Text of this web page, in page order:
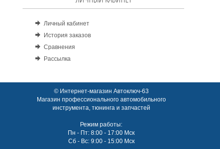
Личный кабинет
История заказов
Сравнения
Рассылка
© Интернет-магазин Автоключ-63
Магазин профессионального автомобильного
инструмента, тюнинга и запчастей
Режим работы:
Пн - Пт: 8:00 - 17:00 Мск
Сб - Вс: 9:00 - 15:00 Мск